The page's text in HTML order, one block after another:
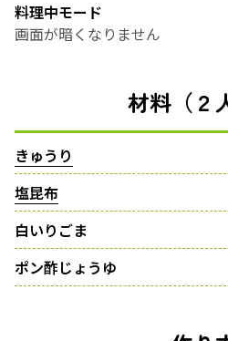
料理中モード
画面が暗くなりません
材料（２
きゅうり
塩昆布
白いりごま
ポン酢じょうゆ